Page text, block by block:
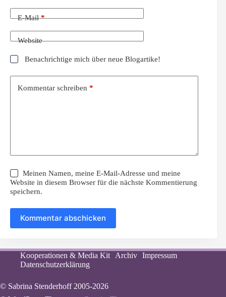
E-Mail*
Website
Benachrichtige mich über neue Blogartike!
Kommentar schreiben *
Meinen Namen, meine E-Mail-Adresse und meine
Website in diesem Browser für die nächste Kommentierung
speichern.
Kommentar abschicken
Kooperationen & Media Kit Archiv Impressum
Datenschutzerklärung
© Sabrina Stenderhoff 2005-2026